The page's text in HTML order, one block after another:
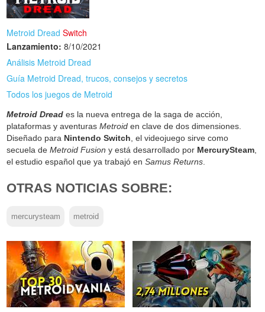
Metroid Dread Switch
Lanzamiento: 8/10/2021
Análisis Metroid Dread
Guía Metroid Dread, trucos, consejos y secretos
Todos los juegos de Metroid
Metroid Dread es la nueva entrega de la saga de acción,
plataformas y aventurasMetroid en clave de dos dimensiones.
Diseñado para Nintendo Switch , el videojuego sirve como
secuela deMetroid Fusion y está desarrollado por MercurySteam
el estudio español que ya trabajó enSamus Returns
OTRAS NOTICIAS SOBRE:
mercurysteam metroid